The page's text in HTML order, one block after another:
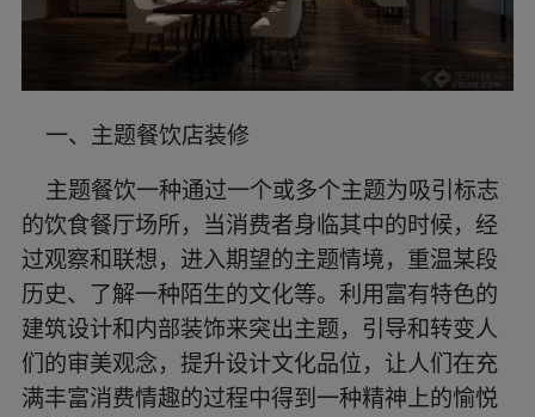
一、主题餐饮店装修
主题餐饮一种通过一个或多个主题为吸引标志
的饮食餐厅场所，当消费者身临其中的时候，经
过观察和联想，进入期望的主题情境，重温某段
历史、了解一种陌生的文化等。利用富有特色的
建筑设计和内部装饰来突出主题，引导和转变人
们的审美观念，提升设计文化品位，让人们在充
满丰富消费情趣的过程中得到一种精神上的愉悦